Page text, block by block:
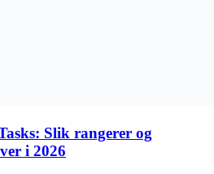
Slik rangerer og
i 2026